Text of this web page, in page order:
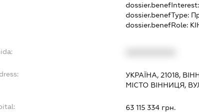
dossier.benefType:
dossier.benefRole:
УКРАЇНА, 21018,
МІСТО ВІННИЦЯ,
63 115 334 грн.